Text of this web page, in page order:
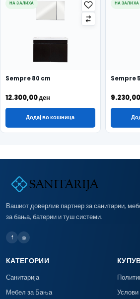
НА ЗАЛИХА
Sempre 80 cm
12.300,00ден
Додај во кошница
НА ЗАЛИХА
Sempre
9.230,00
Вашиот доверлив партнер за санитарии,
за бања, батерии и туш системи.
f ◎
КАТЕГОРИИ
Санитарија
Мебел за Бања